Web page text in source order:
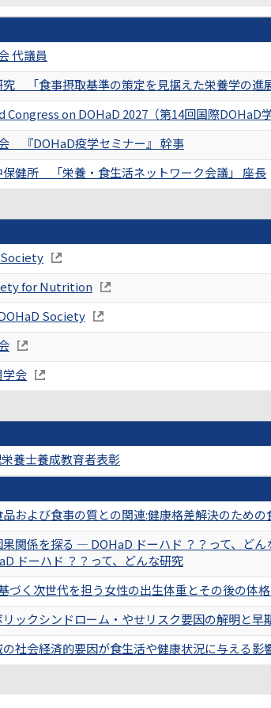
代議員
究 「食事摂取基準の策定を見据えた栄養学の進
Congress on DOHaD 2027（第14回国際DOHaD
『DOHaD疫学セミナー』 幹事
保健所 「栄養・食生活ネットワーク会議」 座長
for Nutrition
Society
学会
養士養成教育者表彰
および食事の質との関連:健康格差解決のための
関係を探る ― DOHaD ドーハド ？？って、ど
ドーハド ？？って、どんな研究
づく次世代を担う女性の出生体重とその後の体
ックシンドローム・やせリスク要因の解明と早
社会経済的要因が食生活や健康状況に与える